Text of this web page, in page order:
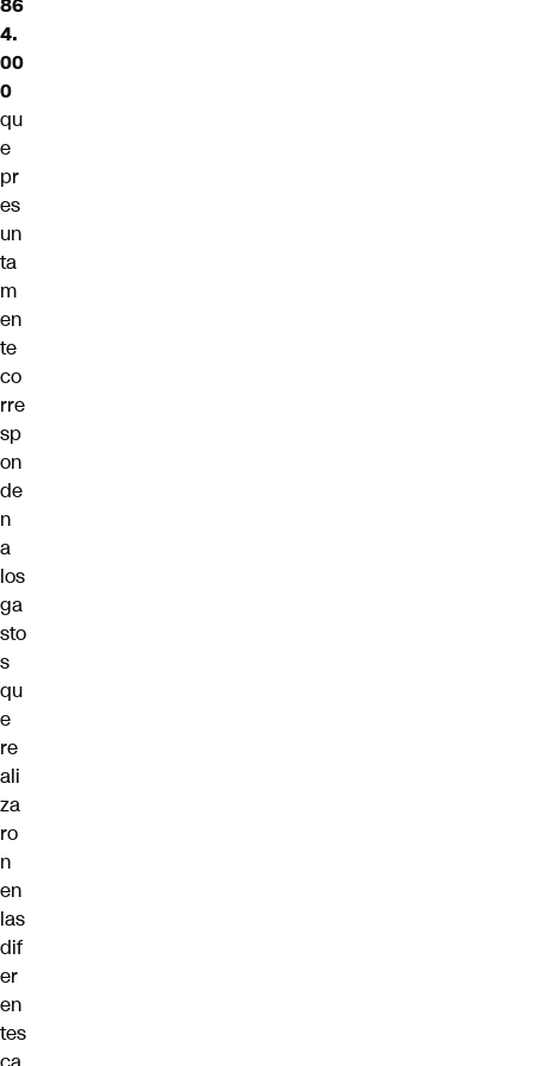
86
4.
00
0
qu
e
pr
es
un
ta
m
en
te
co
rre
sp
on
de
n
a
los
ga
sto
s
qu
e
re
ali
za
ro
n
en
las
dif
er
en
tes